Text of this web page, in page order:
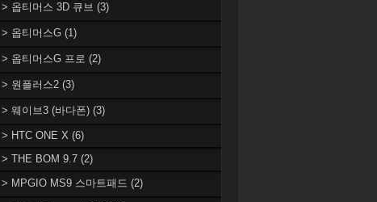
> 옵티머스 3D 큐브 (3)
> 옵티머스G (1)
> 옵티머스G 프로 (2)
> 원플러스2 (3)
> 웨이브3 (바다폰) (3)
> HTC ONE X (6)
> THE BOM 9.7 (2)
> MPGIO MS9 스마트패드 (2)